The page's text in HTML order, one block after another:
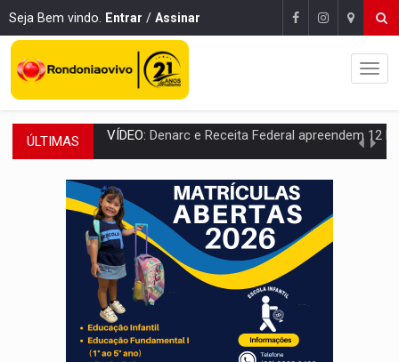
Seja Bem vindo. Entrar / Assinar
ÚLTIMAS OPERAÇÃO DA PC:Membros do CV são presos com armas e drogas após
ENTRADA GRATUITA:Espetáculo As Marias Somos Nós será
VÍDEO:Três são presos após furto de motocicleta em frente
CELEBRAÇÃO:Cerejeiras completa 43 anos de emancipação com
SAÚDE:Anvisa desmente boato sobre presença de plástico ou
VÍDEO: Pitbulls fogem de residência e atacam casal de idosos
AÇÃO CONJUNTA: Forças policiais apreendem cerca de 1kg de